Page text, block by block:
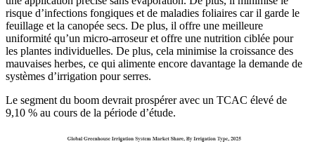
risque d’infections fongiques et de maladies foliaires car il garde le
feuillage et la canopée secs. De plus, il offre une meilleure
uniformité qu’un micro-arroseur et offre une nutrition ciblée pour
les plantes individuelles. De plus, cela minimise la croissance des
mauvaises herbes, ce qui alimente encore davantage la demande de
systèmes d’irrigation pour serres.
Le segment du boom devrait prospérer avec un TCAC élevé de
9,10 % au cours de la période d’étude.